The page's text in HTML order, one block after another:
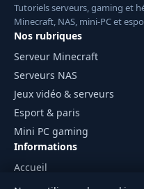
Tutoriels serveurs, gaming et
Minecraft, NAS, mini-PC et
Nos rubriques
Serveur Minecraft
Serveurs NAS
Jeux vidéo & serveurs
Esport & paris
Mini PC gaming
Informations
Accueil
Mentions légales